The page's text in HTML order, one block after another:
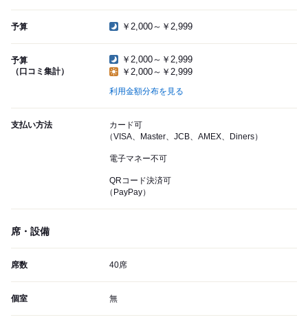
予算 ￥2,000～￥2,999
予算
（口コミ集計）
￥2,000～￥2,999
￥2,000～￥2,999
利用金額分布を見る
支払い方法
カード可
（VISA、Master、JCB、AMEX、Diners）
電子マネー不可
QRコード決済可
（PayPay）
席・設備
席数 40席
個室 無